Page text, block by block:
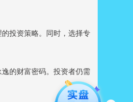
投资策略。同时，选择专
的财富密码。投资者仍需